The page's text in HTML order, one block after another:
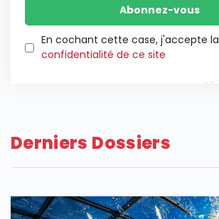
En cochant cette case, j'accepte la
confidentialité de ce site
Derniers Dossiers